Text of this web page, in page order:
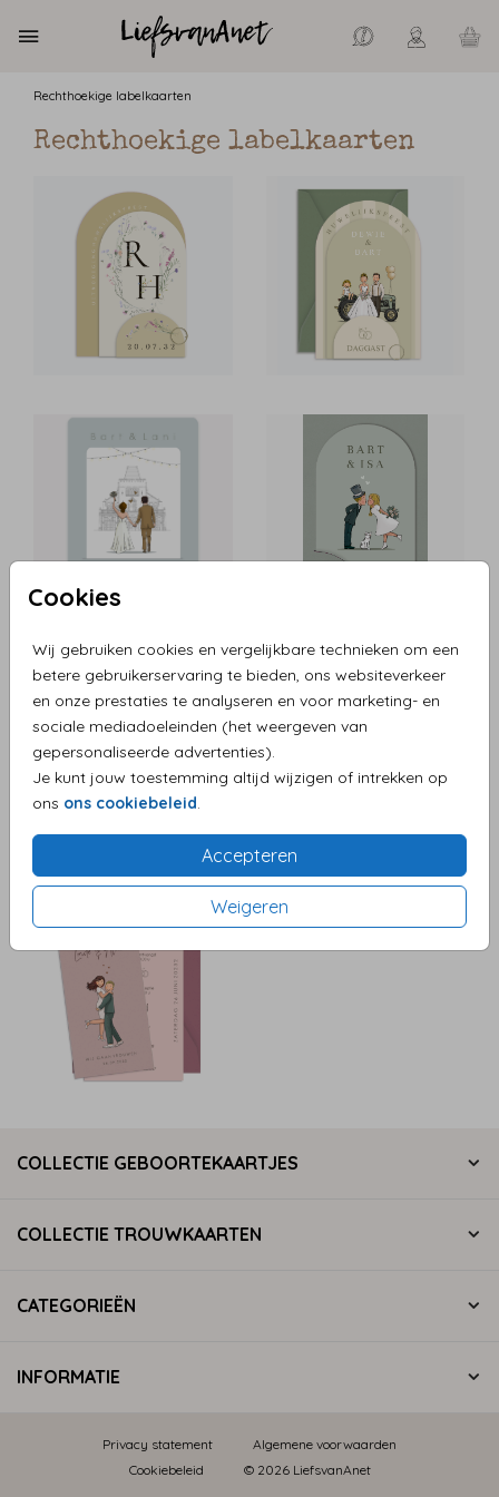
Cookies
Wij gebruiken cookies en vergelijkbare technieken om een
betere gebruikerservaring te bieden, ons websiteverkeer
en onze prestaties te analyseren en voor marketing- en
sociale mediadoeleinden (het weergeven van
gepersonaliseerde advertenties).
Je kunt jouw toestemming altijd wijzigen of intrekken op
ons ons cookiebeleid.
Accepteren
Weigeren
Rechthoekige labelkaarten
Rechthoekige labelkaarten
COLLECTIE GEBOORTEKAARTJES
COLLECTIE TROUWKAARTEN
CATEGORIEËN
INFORMATIE
Privacy statement
Algemene voorwaarden
Cookiebeleid
© 2026 LiefsvanAnet